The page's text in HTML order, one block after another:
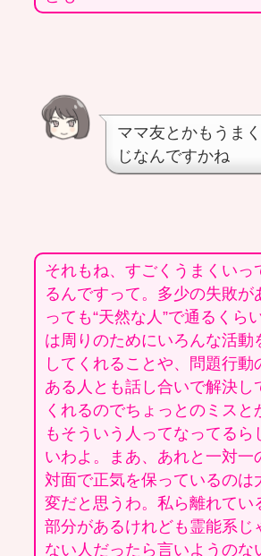
ママ友とかもうま
じなんですかね
それもね、すごくうまくいっ
るんですって。多少の失敗が
っても“天然な人”で通るくら
は周りのためにいろんな活動
してくれることや、問題行動
ある人とも話し合いで解決し
くれるのでちょっとのミスと
もそういう人ってなってるら
いわよ。まあ、あれと一対一
対面で正気を保っているのは
変だと思うわ。私ら離れてい
部分があるけれども霊能系じ
ない人だったら言いようのな